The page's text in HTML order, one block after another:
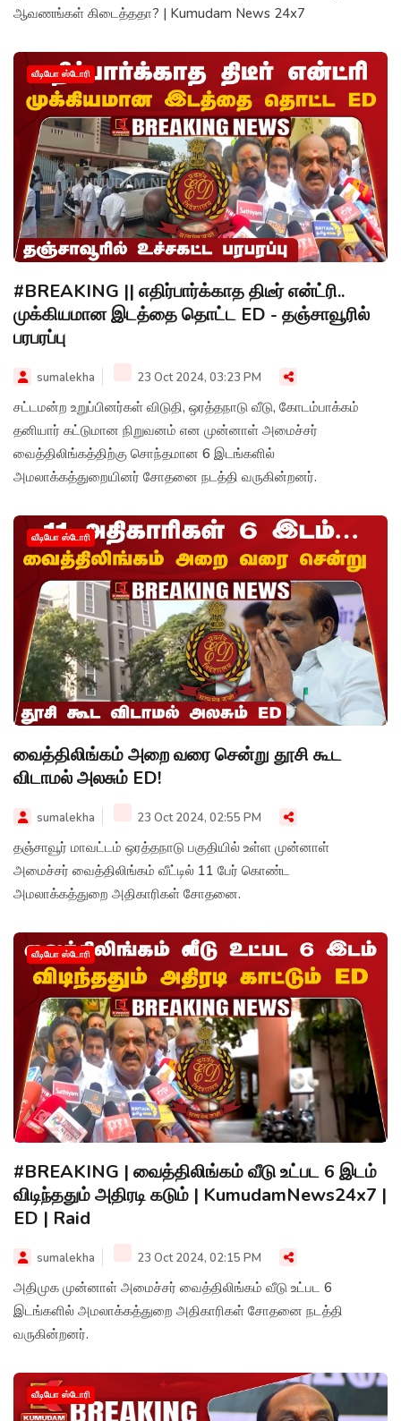
ஆவணங்கள் கிடைத்ததா? | Kumudam News 24x7
வீடியோ ஸ்டோரி
#BREAKING || எதிர்பார்க்காத திடீர் என்ட்ரி..
முக்கியமான இடத்தை தொட்ட ED - தஞ்சாவூரில்
பரபரப்பு
sumalekha 23 Oct 2024, 03:23 PM
சட்டமன்ற உறுப்பினர்கள் விடுதி, ஒரத்தநாடு வீடு, கோடம்பாக்கம்
தனியார் கட்டுமான நிறுவனம் என முன்னாள் அமைச்சர்
வைத்திலிங்கத்திற்கு சொந்தமான 6 இடங்களில்
அமலாக்கத்துறையினர் சோதனை நடத்தி வருகின்றனர்.
வீடியோ ஸ்டோரி
வைத்திலிங்கம் அறை வரை சென்று தூசி கூட
விடாமல் அலசும் ED!
sumalekha 23 Oct 2024, 02:55 PM
தஞ்சாவூர் மாவட்டம் ஒரத்தநாடு பகுதியில் உள்ள முன்னாள்
அமைச்சர் வைத்திலிங்கம் வீட்டில் 11 பேர் கொண்ட
அமலாக்கத்துறை அதிகாரிகள் சோதனை.
வீடியோ ஸ்டோரி
#BREAKING | வைத்திலிங்கம் வீடு உட்பட 6 இடம்
விடிந்ததும் அதிரடி கடும் | KumudamNews24x7 |
ED | Raid
sumalekha 23 Oct 2024, 02:15 PM
அதிமுக முன்னாள் அமைச்சர் வைத்திலிங்கம் வீடு உட்பட 6
இடங்களில் அமலாக்கத்துறை அதிகாரிகள் சோதனை நடத்தி
வருகின்றனர்.
வீடியோ ஸ்டோரி